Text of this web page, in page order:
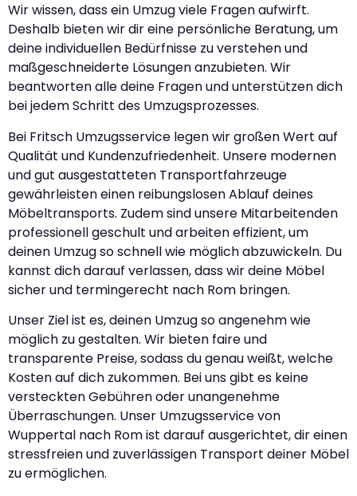
Wir wissen, dass ein Umzug viele Fragen aufwirft.
Deshalb bieten wir dir eine persönliche Beratung, um
deine individuellen Bedürfnisse zu verstehen und
maßgeschneiderte Lösungen anzubieten. Wir
beantworten alle deine Fragen und unterstützen dich
bei jedem Schritt des Umzugsprozesses.
Bei Fritsch Umzugsservice legen wir großen Wert auf
Qualität und Kundenzufriedenheit. Unsere modernen
und gut ausgestatteten Transportfahrzeuge
gewährleisten einen reibungslosen Ablauf deines
Möbeltransports. Zudem sind unsere Mitarbeitenden
professionell geschult und arbeiten effizient, um
deinen Umzug so schnell wie möglich abzuwickeln. Du
kannst dich darauf verlassen, dass wir deine Möbel
sicher und termingerecht nach Rom bringen.
Unser Ziel ist es, deinen Umzug so angenehm wie
möglich zu gestalten. Wir bieten faire und
transparente Preise, sodass du genau weißt, welche
Kosten auf dich zukommen. Bei uns gibt es keine
versteckten Gebühren oder unangenehme
Überraschungen. Unser Umzugsservice von
Wuppertal nach Rom ist darauf ausgerichtet, dir einen
stressfreien und zuverlässigen Transport deiner Möbel
zu ermöglichen.